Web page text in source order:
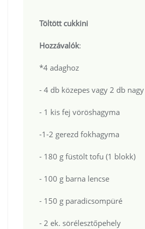
Töltött cukkini
Hozzávalók:
*4 adaghoz
- 4 db közepes vagy 2 db
- 1 kis fej vöröshagyma
-1-2 gerezd fokhagyma
- 180 g füstölt tofu (1 blokk)
- 100 g barna lencse
- 150 g paradicsompüré
- 2 ek. sörélesztőpehely